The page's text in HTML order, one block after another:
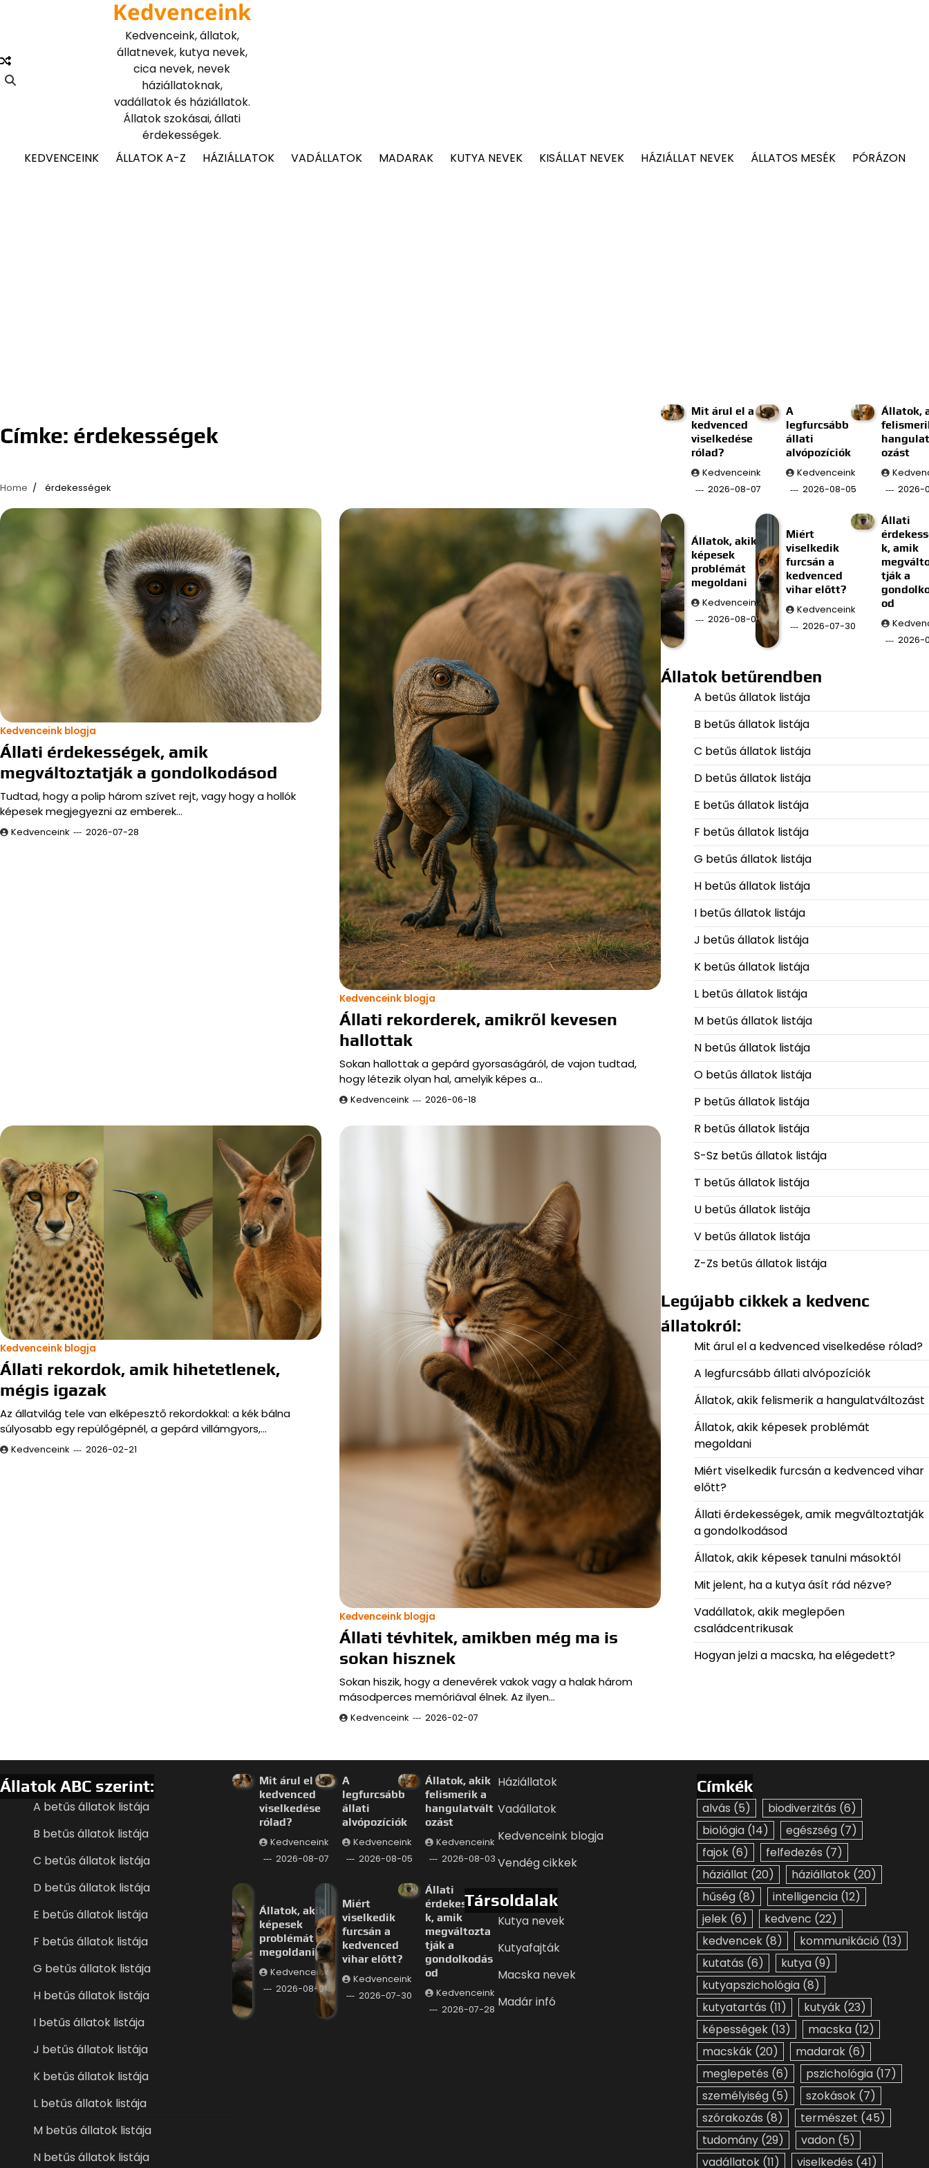
Kedvenceink
Kedvenceink, állatok,
állatnevek, kutya nevek,
cica nevek, nevek
háziállatoknak,
vadállatok és háziállatok.
Állatok szokásai, állati
érdekességek.
KEDVENCEINK
ÁLLATOK A-Z HÁZIÁLLATOK VADÁLLATOK MADARAK KUTYA NEVEK KISÁLLAT NEVEK HÁZIÁLLAT NEVEK ÁLLATOS MESÉK PÓRÁZON
Címke: érdekességek
Home érdekességek
Kedvenceink blogja
Állati érdekességek, amik
megváltoztatják a gondolkodásod
Tudtad, hogy a polip három szívet rejt, vagy hogy a hollók
képesek megjegyezni az emberek…
Kedvenceink 2026-07-28
Kedvenceink blogja
Állati rekorderek, amikről kevesen
hallottak
Sokan hallottak a gepárd gyorsaságáról, de vajon tudtad,
hogy létezik olyan hal, amelyik képes a…
Kedvenceink 2026-06-18
Kedvenceink blogja
Állati rekordok, amik hihetetlenek,
mégis igazak
Az állatvilág tele van elképesztő rekordokkal: a kék bálna
súlyosabb egy repülőgépnél, a gepárd villámgyors,…
Kedvenceink 2026-02-21
Kedvenceink blogja
Állati tévhitek, amikben még ma is
sokan hisznek
Sokan hiszik, hogy a denevérek vakok vagy a halak három
másodperces memóriával élnek. Az ilyen…
Kedvenceink 2026-02-07
Mit árul el a
kedvenced
viselkedése
rólad?
Kedvenceink
2026-08-07
A
legfurcsább
állati
alvópozíciók
Kedvenceink
2026-08-05
Állatok,
ozást
2026-
Állatok, akik
képesek
problémát
megoldani
Kedvenceink
2026-08-01
Miért
viselkedik
furcsán a
kedvenced
vihar előtt?
Kedvenceink
2026-07-30
Állati
k, amik
tják a
od
2026-
Állatok betűrendben
A betűs állatok listája
B betűs állatok listája
C betűs állatok listája
D betűs állatok listája
E betűs állatok listája
F betűs állatok listája
G betűs állatok listája
H betűs állatok listája
I betűs állatok listája
J betűs állatok listája
K betűs állatok listája
L betűs állatok listája
M betűs állatok listája
N betűs állatok listája
O betűs állatok listája
P betűs állatok listája
R betűs állatok listája
S-Sz betűs állatok listája
T betűs állatok listája
U betűs állatok listája
V betűs állatok listája
Z-Zs betűs állatok listája
Legújabb cikkek a kedvenc
állatokról:
Mit árul el a kedvenced viselkedése rólad?
A legfurcsább állati alvópozíciók
Állatok, akik felismerik a hangulatváltozást
Állatok, akik képesek problémát
megoldani
Miért viselkedik furcsán a kedvenced vihar
előtt?
Állati érdekességek, amik megváltoztatják
a gondolkodásod
Állatok, akik képesek tanulni másoktól
Mit jelent, ha a kutya ásít rád nézve?
Vadállatok, akik meglepően
családcentrikusak
Hogyan jelzi a macska, ha elégedett?
Állatok ABC szerint:
A betűs állatok listája
B betűs állatok listája
C betűs állatok listája
D betűs állatok listája
E betűs állatok listája
F betűs állatok listája
G betűs állatok listája
H betűs állatok listája
I betűs állatok listája
J betűs állatok listája
K betűs állatok listája
L betűs állatok listája
M betűs állatok listája
N betűs állatok listája
Mit árul el a
kedvenced
viselkedése
rólad?
Kedvenceink
2026-08-07
A
legfurcsább
állati
alvópozíciók
Kedvenceink
2026-08-05
Állatok, akik
felismerik a
hangulatvált
ozást
Kedvenceink
2026-08-03
Állatok, akik
képesek
problémát
megoldani
Kedvenceink
2026-08-01
Miért
viselkedik
furcsán a
kedvenced
vihar előtt?
Kedvenceink
2026-07-30
Állati
érdekessége
k, amik
megváltozta
tják a
gondolkodás
od
Kedvenceink
2026-07-28
Háziállatok
Vadállatok
Kedvenceink blogja
Vendég cikkek
Társoldalak
Kutya nevek
Kutyafajták
Macska nevek
Madár infó
Címkék
alvás (5) biodiverzitás (6)
biológia (14) egészség (7)
fajok (6) felfedezés (7)
háziállat (20) háziállatok (20)
hűség (8) intelligencia (12)
jelek (6) kedvenc (22)
kedvencek (8) kommunikáció (13)
kutatás (6) kutya (9)
kutyapszichológia (8)
kutyatartás (11) kutyák (23)
képességek (13) macska (12)
macskák (20) madarak (6)
meglepetés (6) pszichológia (17)
személyiség (5) szokások (7)
szórakozás (8) természet (45)
tudomány (29) vadon (5)
vadállatok (11) viselkedés (41)